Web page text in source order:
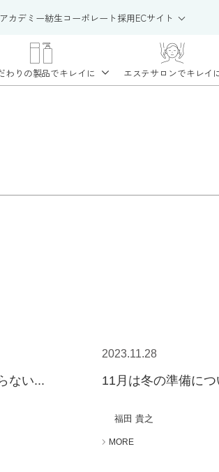
カデミー紡生コーポレート採用ECサイト
わりの製品でキレイに エステサロンでキレイ
ない...
2023.11.28
11月は冬の準備につ
福田 貴之
MORE